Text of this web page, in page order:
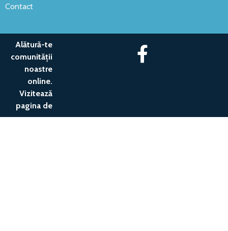
Contact
Alătură-te
comunității
noastre
online.
Vizitează
pagina de